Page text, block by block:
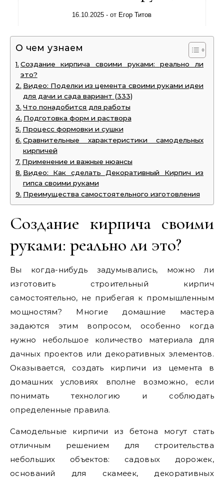
16.10.2025 - от Егор Титов
О чем узнаем
Создание кирпича своими руками: реально ли
это?
Видео: Поделки из цемента своими руками идеи
для дачи и сада вариант (333)
Что понадобится для работы
Подготовка форм и раствора
Процесс формовки и сушки
Сравнительные характеристики самодельных
кирпичей
Применение и важные нюансы
Видео: Как сделать Декоративный Кирпич из
гипса своими руками
Преимущества самостоятельного изготовления
Создание кирпича своими
руками: реально ли это?
Вы когда-нибудь задумывались, можно ли
изготовить строительный кирпич
самостоятельно, не прибегая к промышленным
мощностям? Многие домашние мастера
задаются этим вопросом, особенно когда
нужно небольшое количество материала для
дачных проектов или декоративных элементов.
Оказывается, создать кирпичи из цемента в
домашних условиях вполне возможно, если
понимать технологию и соблюдать
определенные правила.
Самодельные кирпичи из бетона могут стать
отличным решением для строительства
небольших объектов: садовых дорожек,
оснований для скамеек, декоративных